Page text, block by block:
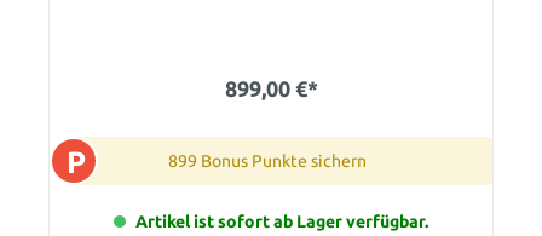
899,00 €*
P 899 Bonus Punkte sichern
Artikel ist sofort ab Lager verfügbar.